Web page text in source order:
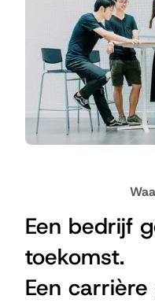
Een bedrijf
toekomst.
Een